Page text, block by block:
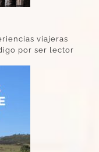
viajeras
por ser lector